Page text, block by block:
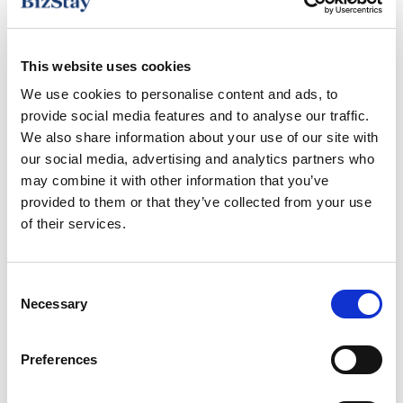
This website uses cookies
We use cookies to personalise content and ads, to
provide social media features and to analyse our traffic.
We also share information about your use of our site with
our social media, advertising and analytics partners who
may combine it with other information that you’ve
provided to them or that they’ve collected from your use
of their services.
Selection
Necessary
Preferences
Haardroger
Verwarming
Strijkvoorzieningen
Keuken
Nespresso koffiezetapparaat
Kluis
Smart TV
Wasmachine